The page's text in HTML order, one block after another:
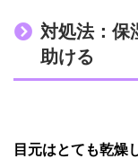
対処法：保
助ける
目元はとても乾燥